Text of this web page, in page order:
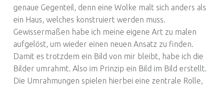
genaue Gegenteil, denn eine Wolke malt sich anders als
ein Haus, welches konstruiert werden muss.
Gewissermaßen habe ich meine eigene Art zu malen
aufgelöst, um wieder einen neuen Ansatz zu finden.
Damit es trotzdem ein Bild von mir bleibt, habe ich die
Bilder umrahmt. Also im Prinzip ein Bild im Bild erstellt.
Die Umrahmungen spielen hierbei eine zentrale Rolle,